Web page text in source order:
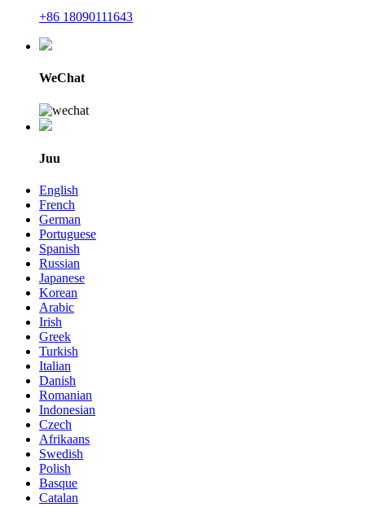
+86 18090111643
WeChat
Juu
English
French
German
Portuguese
Spanish
Russian
Japanese
Korean
Arabic
Irish
Greek
Turkish
Italian
Danish
Romanian
Indonesian
Czech
Afrikaans
Swedish
Polish
Basque
Catalan